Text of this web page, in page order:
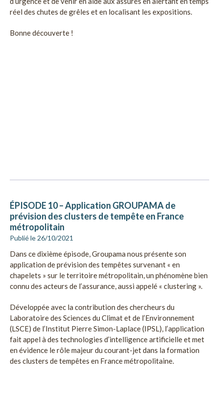
réel des chutes de grêles et en localisant les expositions.
Bonne découverte !
ÉPISODE 10 – Application GROUPAMA de
prévision des clusters de tempête en France
métropolitain
Publié le 26/10/2021
Dans ce dixième épisode, Groupama nous présente son
application de prévision des tempêtes survenant « en
chapelets » sur le territoire métropolitain, un phénomène bien
connu des acteurs de l’assurance, aussi appelé « clustering ».
Développée avec la contribution des chercheurs du
Laboratoire des Sciences du Climat et de l’Environnement
(LSCE) de l’Institut Pierre Simon-Laplace (IPSL), l’application
fait appel à des technologies d’intelligence artificielle et met
en évidence le rôle majeur du courant-jet dans la formation
des clusters de tempêtes en France métropolitaine.